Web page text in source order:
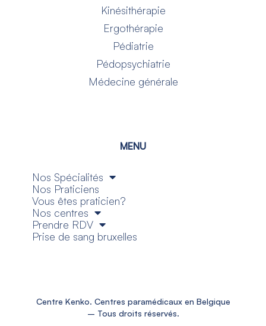
Kinésithérapie
Ergothérapie
Pédiatrie
Pédopsychiatrie
Médecine générale
MENU
Nos Spécialités
Nos Praticiens
Vous êtes praticien?
Nos centres
Prendre RDV
Prise de sang bruxelles
Centre Kenko. Centres paramédicaux en Belgique
– Tous droits réservés.